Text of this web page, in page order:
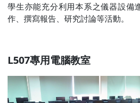
學生亦能充分利用本系之儀器設備
作、撰寫報告、研究討論等活動。
L507專用電腦教室